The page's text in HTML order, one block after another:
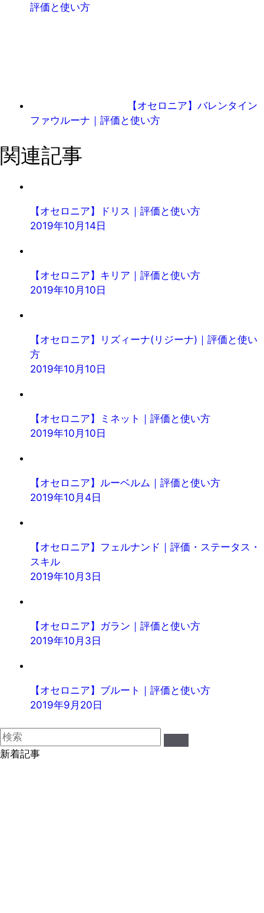
評価と使い方
【オセロニア】バレンタイン
ファウルーナ｜評価と使い方
関連記事
【オセロニア】ドリス｜評価と使い方
2019年10月14日
【オセロニア】キリア｜評価と使い方
2019年10月10日
【オセロニア】リズィーナ(リジーナ)｜評価と使い
方
2019年10月10日
【オセロニア】ミネット｜評価と使い方
2019年10月10日
【オセロニア】ルーベルム｜評価と使い方
2019年10月4日
【オセロニア】フェルナンド｜評価・ステータス・
スキル
2019年10月3日
【オセロニア】ガラン｜評価と使い方
2019年10月3日
【オセロニア】ブルート｜評価と使い方
2019年9月20日
新着記事